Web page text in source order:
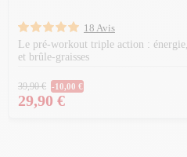
18 Avis
Le pré-workout triple action :
et brûle-graisses
Prix Normal
39,90 € -10,00 €
Prix
29,90 €